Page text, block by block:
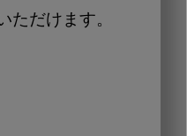
ただけます。